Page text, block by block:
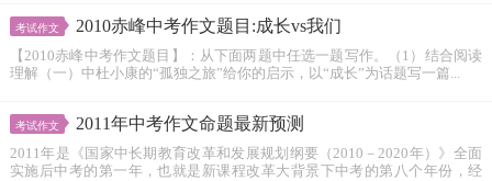
考试作文 2010赤峰中考作文题目:成长vs我们
【2010赤峰中考作文题目】：从下面两题中任选一题写作。（1）结合阅读
理解（一）中杜小康的“孤独之旅”给你的启示，以“成长”为话题写一篇...
考试作文 2011年中考作文命题最新预测
2011年是《国家中长期教育改革和发展规划纲要（2010－2020年）》全面
实施后中考的第一年，也就是新课程改革大背景下中考的第八个年份，经